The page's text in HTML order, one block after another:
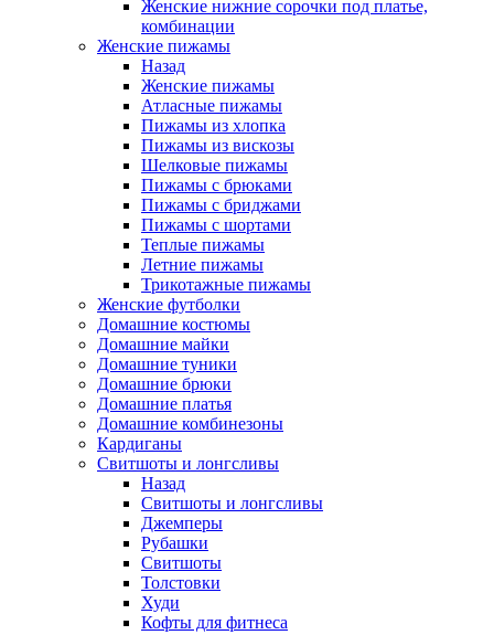
Женские нижние сорочки под платье,
комбинации
Женские пижамы
Назад
Женские пижамы
Атласные пижамы
Пижамы из хлопка
Пижамы из вискозы
Шелковые пижамы
Пижамы с брюками
Пижамы с бриджами
Пижамы с шортами
Теплые пижамы
Летние пижамы
Трикотажные пижамы
Женские футболки
Домашние костюмы
Домашние майки
Домашние туники
Домашние брюки
Домашние платья
Домашние комбинезоны
Кардиганы
Свитшоты и лонгсливы
Назад
Свитшоты и лонгсливы
Джемперы
Рубашки
Свитшоты
Толстовки
Худи
Кофты для фитнеса